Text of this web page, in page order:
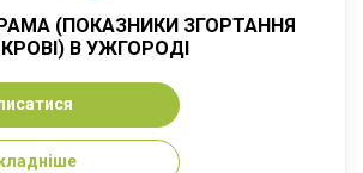
(ПОКАЗНИКИ ЗГОРТАННЯ
КРОВІ) В УЖГОРОДІ